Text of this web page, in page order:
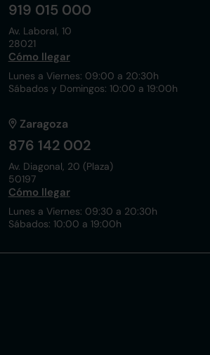
919 015 000
Av. Laboral, 10
28021
Cómo llegar
Lunes a Viernes: 09:00 a 20:30h
Sábados y Domingos: 10:00 a 19:00h
Zaragoza
876 142 002
Av. Diagonal, 20 (Plaza)
50197
Cómo llegar
Lunes a Viernes: 09:30 a 20:30h
Sábados: 10:00 a 19:00h